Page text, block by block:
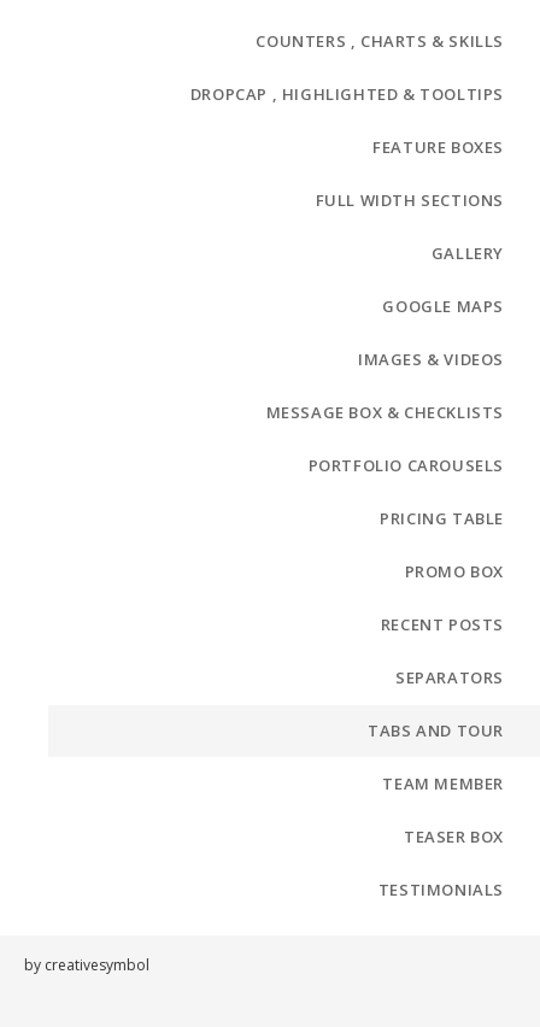
COUNTERS , CHARTS & SKILLS
DROPCAP , HIGHLIGHTED & TOOLTIPS
FEATURE BOXES
FULL WIDTH SECTIONS
GALLERY
GOOGLE MAPS
IMAGES & VIDEOS
MESSAGE BOX & CHECKLISTS
PORTFOLIO CAROUSELS
PRICING TABLE
PROMO BOX
RECENT POSTS
SEPARATORS
TABS AND TOUR
TEAM MEMBER
TEASER BOX
TESTIMONIALS
by creativesymbol